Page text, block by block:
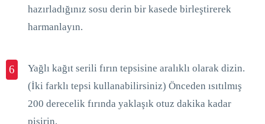
hazırladığınız sosu derin bir kasede birleştirerek
harmanlayın.
6
Yağlı kağıt serili fırın tepsisine aralıklı olarak dizin.
(İki farklı tepsi kullanabilirsiniz) Önceden ısıtılmış
200 derecelik fırında yaklaşık otuz dakika kadar
pişirin.